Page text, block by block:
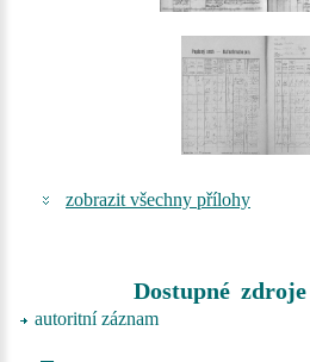
zobrazit všechny přílohy
Dostupné
autoritní záznam